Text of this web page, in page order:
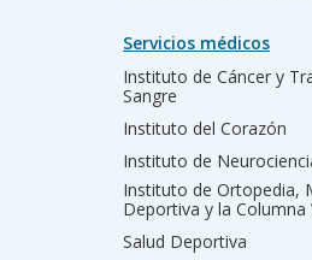
Servicios médicos
Instituto de Cáncer y
Sangre
Instituto del Corazón
Instituto de
Instituto de Ortopedia,
Deportiva y la Columna
Salud Deportiva